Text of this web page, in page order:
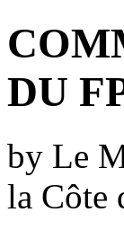
DU
by Le
la Côte